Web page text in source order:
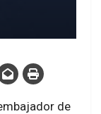
de